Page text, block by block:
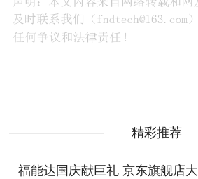
精彩推荐
福能达国庆献巨礼 京东旗舰店大